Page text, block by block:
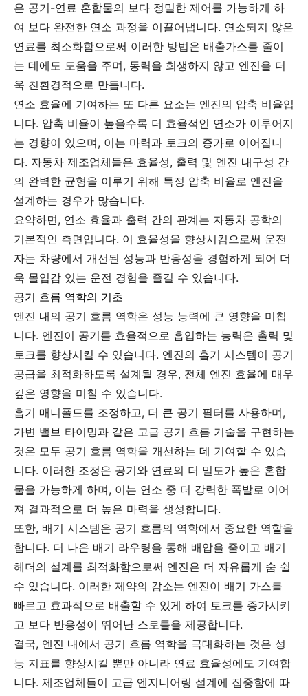
은 공기-연료 혼합물의 보다 정밀한 제어를 가능하게 하
여 보다 완전한 연소 과정을 이끌어냅니다. 연소되지 않은
연료를 최소화함으로써 이러한 방법은 배출가스를 줄이
는 데에도 도움을 주며, 동력을 희생하지 않고 엔진을 더
욱 친환경적으로 만듭니다.
연소 효율에 기여하는 또 다른 요소는 엔진의 압축 비율입
니다. 압축 비율이 높을수록 더 효율적인 연소가 이루어지
는 경향이 있으며, 이는 마력과 토크의 증가로 이어집니
다. 자동차 제조업체들은 효율성, 출력 및 엔진 내구성 간
의 완벽한 균형을 이루기 위해 특정 압축 비율로 엔진을
설계하는 경우가 많습니다.
요약하면, 연소 효율과 출력 간의 관계는 자동차 공학의
기본적인 측면입니다. 이 효율성을 향상시킴으로써 운전
자는 차량에서 개선된 성능과 반응성을 경험하게 되어 더
욱 몰입감 있는 운전 경험을 즐길 수 있습니다.
공기 흐름 역학의 기초
엔진 내의 공기 흐름 역학은 성능 능력에 큰 영향을 미칩
니다. 엔진이 공기를 효율적으로 흡입하는 능력은 출력 및
토크를 향상시킬 수 있습니다. 엔진의 흡기 시스템이 공기
공급을 최적화하도록 설계될 경우, 전체 엔진 효율에 매우
깊은 영향을 미칠 수 있습니다.
흡기 매니폴드를 조정하고, 더 큰 공기 필터를 사용하며,
가변 밸브 타이밍과 같은 고급 공기 흐름 기술을 구현하는
것은 모두 공기 흐름 역학을 개선하는 데 기여할 수 있습
니다. 이러한 조정은 공기와 연료의 더 밀도가 높은 혼합
물을 가능하게 하며, 이는 연소 중 더 강력한 폭발로 이어
져 결과적으로 더 높은 마력을 생성합니다.
또한, 배기 시스템은 공기 흐름의 역학에서 중요한 역할을
합니다. 더 나은 배기 라우팅을 통해 배압을 줄이고 배기
헤더의 설계를 최적화함으로써 엔진은 더 자유롭게 숨 쉴
수 있습니다. 이러한 제약의 감소는 엔진이 배기 가스를
빠르고 효과적으로 배출할 수 있게 하여 토크를 증가시키
고 보다 반응성이 뛰어난 스로틀을 제공합니다.
결국, 엔진 내에서 공기 흐름 역학을 극대화하는 것은 성
능 지표를 향상시킬 뿐만 아니라 연료 효율성에도 기여합
니다. 제조업체들이 고급 엔지니어링 설계에 집중함에 따